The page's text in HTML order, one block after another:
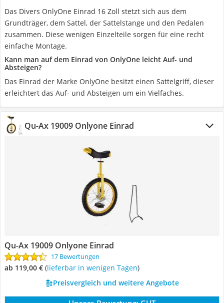
Das Divers OnlyOne Einrad 16 Zoll stetzt sich aus dem
Grundträger, dem Sattel, der Sattelstange und den Pedalen
zusammen. Diese wenigen Einzelteile sorgen für eine recht
einfache Montage.
Kann man auf dem Einrad von OnlyOne leicht Auf- und
Absteigen?
Das Einrad der Marke OnlyOne besitzt einen Sattelgriff, dieser
erleichtert das Auf- und Absteigen um ein Vielfaches.
Qu-Ax 19009 Onlyone Einrad
Qu-Ax 19009 Onlyone Einrad
17 Bewertungen
ab 119,00 € ( Lieferbar in wenigen Tagen)
Preisvergleich und weitere Angebote